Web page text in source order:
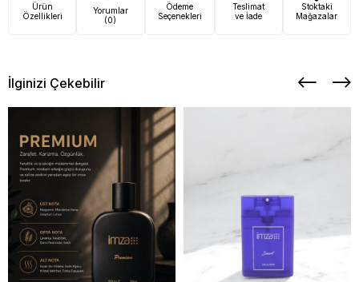
Ürün
Özellikleri
Yorumlar
(0)
Ödeme
Seçenekleri
Teslimat
ve İade
Stoktaki
Mağazalar
İlginizi Çekebilir